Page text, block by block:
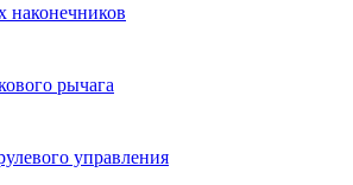
наконечников
рычага
управления